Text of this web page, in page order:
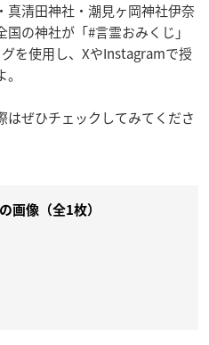
真清田神社・潮見ヶ岡神社伊奈
の神社が「#言霊おみくじ」
を使用し、XやInstagramで授
はぜひチェックしてみてくださ
画像（全1枚）